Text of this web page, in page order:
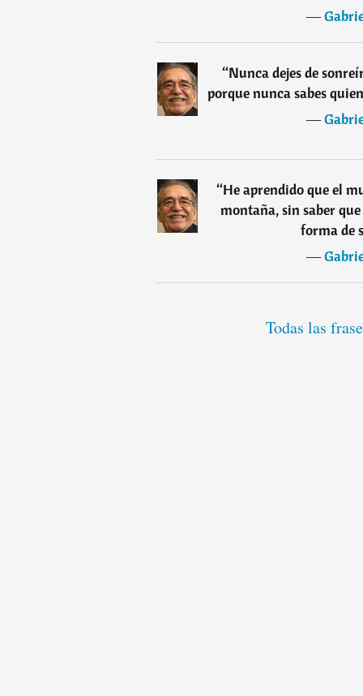
―
“Nunca dejes de
porque nunca sabes
―
“He aprendido que el
montaña, sin saber
forma de
―
Todas las